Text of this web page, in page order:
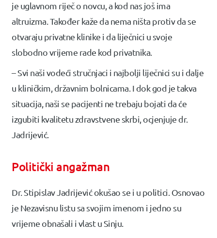
je uglavnom riječ o novcu, a kod nas još ima
altruizma. Također kaže da nema ništa protiv da se
otvaraju privatne klinike i da liječnici u svoje
slobodno vrijeme rade kod privatnika.
– Svi naši vodeći stručnjaci i najbolji liječnici su i dalje
u kliničkim, državnim bolnicama. I dok god je takva
situacija, naši se pacijenti ne trebaju bojati da će
izgubiti kvalitetu zdravstvene skrbi, ocjenjuje dr.
Jadrijević.
Politički angažman
Dr. Stipislav Jadrijević okušao se i u politici. Osnovao
je Nezavisnu listu sa svojim imenom i jedno su
vrijeme obnašali i vlast u Sinju.